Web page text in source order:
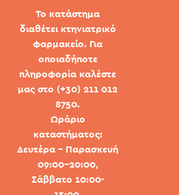
Το κατάστημα
διαθέτει κτηνιατρικό
φαρμακείο. Για
οποιαδήποτε
πληροφορία καλέστε
μας στο (+30) 211 012
8750.
Ωράριο
καταστήματος:
Δευτέρα - Παρασκευή
09:00-20:00,
Σάββατο 10:00-